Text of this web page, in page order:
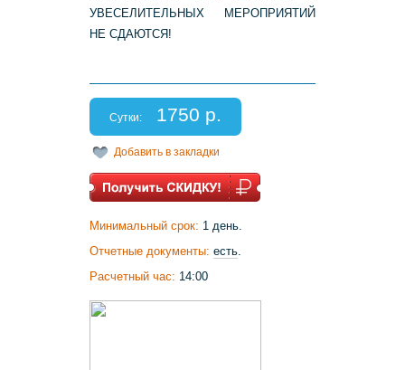
УВЕСЕЛИТЕЛЬНЫХ МЕРОПРИЯТИЙ
НЕ СДАЮТСЯ!
Сутки: 1750 р.
Добавить в закладки
Минимальный срок: 1 день.
Отчетные документы: есть
Расчетный час: 14:00